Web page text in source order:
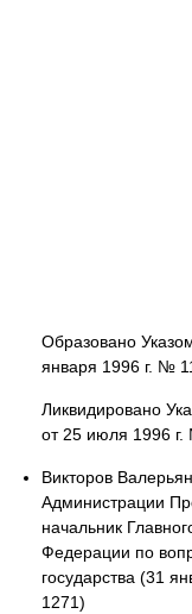
Образовано
января 1996 г. №
Ликвидировано
от 25 июля 1996 г.
Викторов
Администрации
начальник
Федерации по
государства (31
1271)